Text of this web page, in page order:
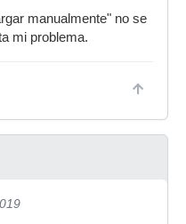
manualmente" no se
mi problema.